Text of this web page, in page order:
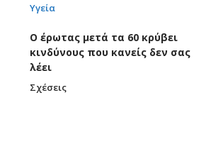
Υγεία
Ο έρωτας μετά τα 60 κρύβει
κινδύνους που κανείς δεν σας
λέει
Σχέσεις